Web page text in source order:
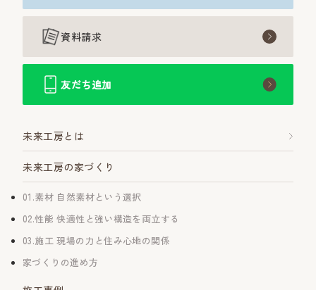
資料請求
友だち追加
未来工房とは
未来工房の家づくり
01.素材 自然素材という選択
02.性能 快適性と強い構造を両立する
03.施工 現場の力と住み心地の関係
家づくりの進め方